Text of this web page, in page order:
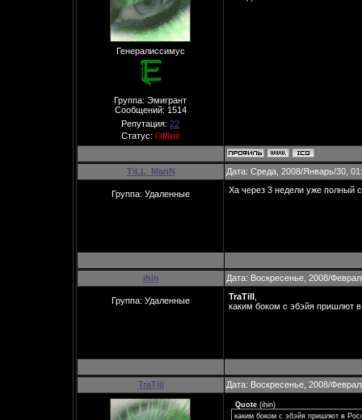
Генералиссимус
Группа: Эмигрант
Сообщений: 1514
Репутация: 22
Статус: Offline
TiLL_ManN Дата: Среда, 2008/Январь/30,
Группа: Удаленные Ха через 3 недели уже полный
ihin Дата: Воскресенье, 2008/
Группа: Удаленные TraTill
каким боком с эбэйя пришлют
TraTill Дата: Воскресенье, 2008/
Quote (ihin)
каким боком с эбэйя пришлют в